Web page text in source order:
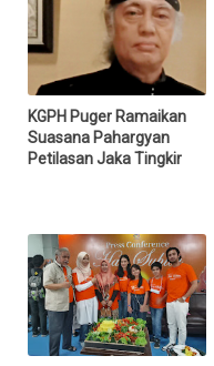
KGPH Puger Ramaikan
Suasana Pahargyan
Petilasan Jaka Tingkir